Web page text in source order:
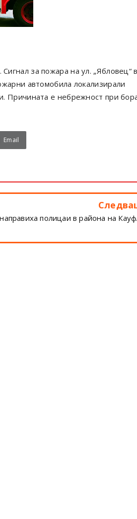
за пожара на ул. „Ябловец“ в
автомобила локализирали
Причината е небрежност при
Email
полицаи в района на